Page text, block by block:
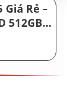
Giá Rẻ –
512GB/
Lên
Tay